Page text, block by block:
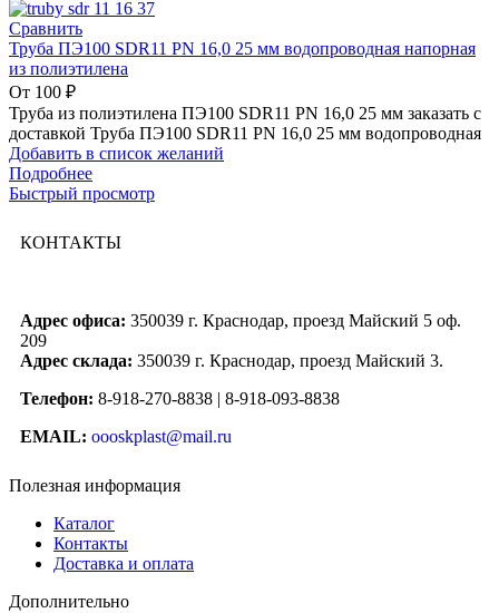
Сравнить
Труба ПЭ100 SDR11 PN 16,0 25 мм водопроводная напорная
из полиэтилена
От 100 ₽
Труба из полиэтилена ПЭ100 SDR11 PN 16,0 25 мм заказать с
доставкой Труба ПЭ100 SDR11 PN 16,0 25 мм водопроводная
Добавить в список желаний
Подробнее
Быстрый просмотр
КОНТАКТЫ
Адрес офиса: 350039 г. Краснодар, проезд Майский 5 оф.
209
Адрес склада: 350039 г. Краснодар, проезд Майский 3.
Телефон: 8-918-270-8838 | 8-918-093-8838
EMAIL: oooskplast@mail.ru
Полезная информация
Каталог
Контакты
Доставка и оплата
Дополнительно